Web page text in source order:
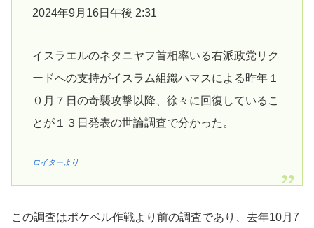
2024年9月16日午後 2:31
イスラエルのネタニヤフ首相率いる右派政党リク
ードへの支持がイスラム組織ハマスによる昨年１
０月７日の奇襲攻撃以降、徐々に回復しているこ
とが１３日発表の世論調査で分かった。
ロイターより
この調査はポケベル作戦より前の調査であり、去年10月7